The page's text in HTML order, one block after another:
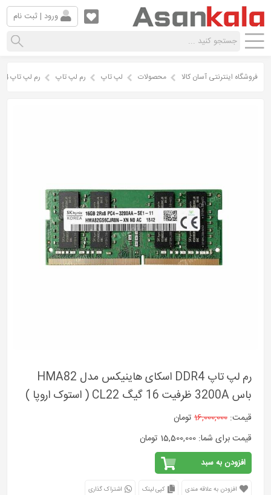
ورود | ثبت نام
فروشگاه اینترنتی آسان کالا محصولات لپ تاپ رم لپ تاپ رم لپ تاپ DDR4 اسکای هاینیکس مدل HMA82 باس 3200A ظرفیت 16 گیگ CL22 ( استوک اروپا )
رم لپ تاپ DDR4 اسکای هاینیکس مدل HMA82
باس 3200A ظرفیت 16 گیگ CL22 ( استوک اروپا )
قیمت:16,000,000تومان
قیمت برای شما: 15,500,000 تومان
افزودن به سبد
افزودن به علاقه مندی کپی لینک اشتراک گذاری